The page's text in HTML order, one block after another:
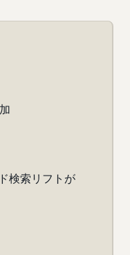
検索リフトが